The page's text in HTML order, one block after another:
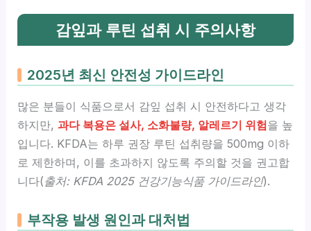
감잎과 루틴 섭취 시 주의사항
2025년 최신 안전성 가이드라인
많은 분들이 식품으로서 감잎 섭취 시 안전하다고 생각
하지만,과다 복용은 설사, 소화불량, 알레르기 위험을 높
입니다. KFDA는 하루 권장 루틴 섭취량을 500mg 이하
로 제한하며, 이를 초과하지 않도록 주의할 것을 권고합
니다(출처: KFDA 2025 건강기능식품 가이드라인).
부작용 발생 원인과 대처법